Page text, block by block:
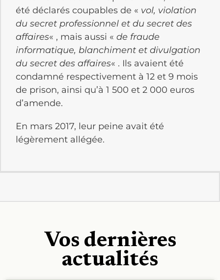
été déclarés coupables de « vol, violation
du secret professionnel et du secret des
affaires« , mais aussi « de fraude
informatique, blanchiment et divulgation
du secret des affaires« . Ils avaient été
condamné respectivement à 12 et 9 mois
de prison, ainsi qu’à 1 500 et 2 000 euros
d’amende.
En mars 2017, leur peine avait été
légèrement allégée.
Vos dernières
actualités